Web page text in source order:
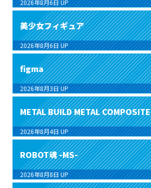
2026年8月6日 UP
美少女フィギュア
2026年8月6日 UP
figma
2026年8月3日 UP
METAL BUILD METAL COMPOSITE
2026年8月4日 UP
ROBOT魂 -MS-
2026年8月8日 UP